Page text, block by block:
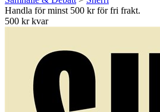
Handla för minst 500 kr för fri frakt.
500 kr kvar